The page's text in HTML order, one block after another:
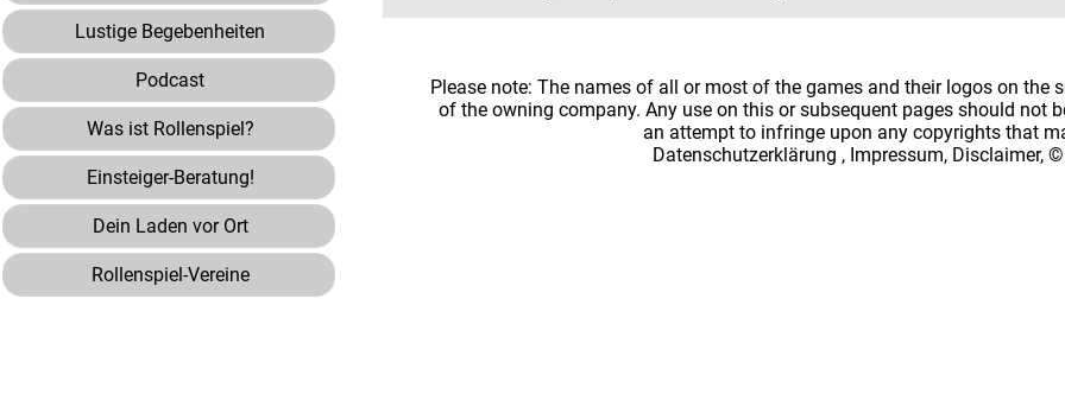
Lustige Begebenheiten
Podcast
Was ist Rollenspiel?
Einsteiger-Beratung!
Dein Laden vor Ort
Rollenspiel-Vereine
Please note: The names of all or most of the games and their logos on the
of the owning company. Any use on this or subsequent pages should not
an attempt to infringe upon any copyrights that
Datenschutzerklärung , Impressum, Disclaimer,